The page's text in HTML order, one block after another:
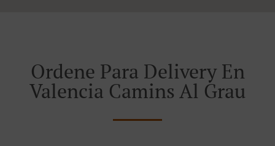
Ordene Para Delivery En
Valencia Camins Al Grau